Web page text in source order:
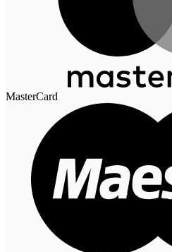
MasterCard